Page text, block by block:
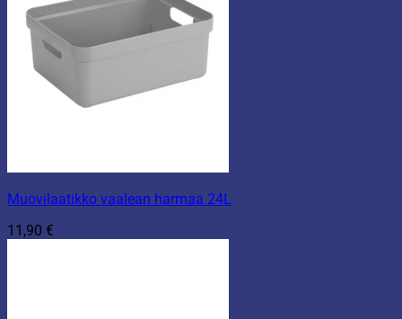
Muovilaatikko vaalean harmaa 24L
11,90 €